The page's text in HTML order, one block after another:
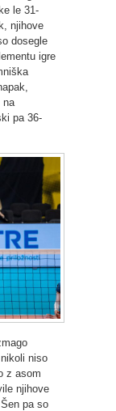
le 31-
njihove
dosegle
igre
na
pa 36-
niso
z asom
njihove
pa so